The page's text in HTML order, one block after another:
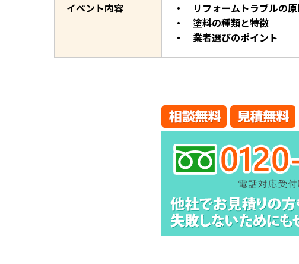
イベント内容
・ リフォームトラブルの原
・ 塗料の種類と特徴
・ 業者選びのポイント